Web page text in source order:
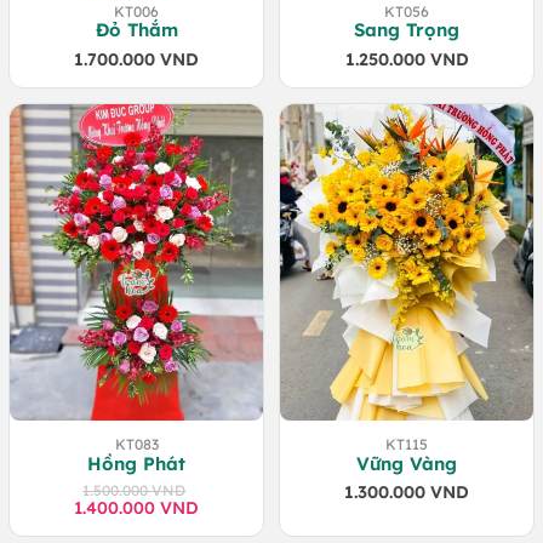
KT006
Đỏ Thắm
1.700.000 VND
KT056
Sang Trọng
1.250.000 VND
KT083
Hồng Phát
1.500.000VND
Giá
1.400.000 VND
Giá
KT115
Vững Vàng
1.300.000 VND